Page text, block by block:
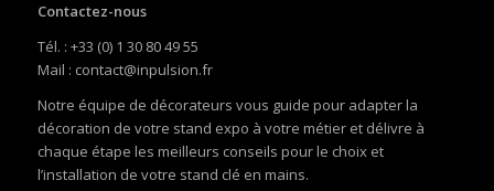
Contactez-nous
Tél. : +33 (0) 1 30 80 49 55
Mail : contact@inpulsion.fr
Notre équipe de décorateurs vous guide pour adapter la
décoration de votre stand expo à votre métier et délivre à
chaque étape les meilleurs conseils pour le choix et
l’installation de votre stand clé en mains.